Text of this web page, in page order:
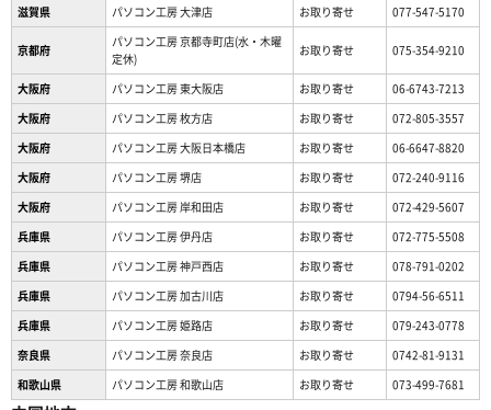
滋賀県 パソコン工房 大津店 お取り寄せ 077-547-5170
京都府
パソコン工房 京都寺町店(水・木曜
定休)
お取り寄せ 075-354-9210
大阪府 パソコン工房 東大阪店 お取り寄せ
06-6743-7213
大阪府
パソコン工房 枚方店 お取り寄せ
072-805-3557
大阪府
パソコン工房 大阪日本橋店 お取り寄せ
06-6647-8820
大阪府
パソコン工房 堺店 お取り寄せ
072-240-9116
大阪府
パソコン工房 岸和田店 お取り寄せ
072-429-5607
兵庫県
パソコン工房 伊丹店 お取り寄せ
072-775-5508
兵庫県
パソコン工房 神戸西店 お取り寄せ
078-791-0202
兵庫県
パソコン工房 加古川店 お取り寄せ
0794-56-6511
兵庫県
パソコン工房 姫路店 お取り寄せ
079-243-0778
奈良県
パソコン工房 奈良店 お取り寄せ
0742-81-9131
和歌山県
パソコン工房 和歌山店 お取り寄せ 073-499-7681